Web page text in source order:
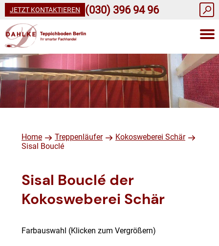
JETZT KONTAKTIEREN (030) 396 94 96
Home Treppenläufer
Kokosweberei Schär
Sisal Bouclé
Sisal Bouclé der
Kokosweberei Schär
Farbauswahl (Klicken zum Vergrößern)